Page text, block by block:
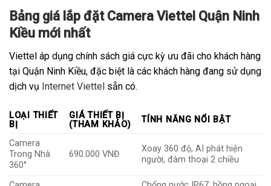
Bảng giá lắp đặt Camera Viettel Quận Ninh
Kiều mới nhất
Viettel áp dụng chính sách giá cực kỳ ưu đãi cho khách hàng
tại Quận Ninh Kiều, đặc biệt là các khách hàng đang sử dụng
dịch vụ Internet Viettel sẵn có.
LOẠI THIẾT
BỊ
GIÁ THIẾT BỊ
(THAM KHẢO)
TÍNH NĂNG NỔI BẬT
Camera
Trong Nhà
360°
690.000 VNĐ
Xoay 360 độ, AI phát hiện
người, đàm thoại 2 chiều